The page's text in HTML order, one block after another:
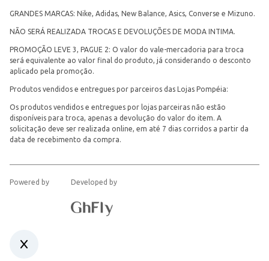
GRANDES MARCAS: Nike, Adidas, New Balance, Asics, Converse e Mizuno.
NÃO SERÁ REALIZADA TROCAS E DEVOLUÇÕES DE MODA INTIMA.
PROMOÇÃO LEVE 3, PAGUE 2: O valor do vale-mercadoria para troca
será equivalente ao valor final do produto, já considerando o desconto
aplicado pela promoção.
Produtos vendidos e entregues por parceiros das Lojas Pompéia:
Os produtos vendidos e entregues por lojas parceiras não estão
disponíveis para troca, apenas a devolução do valor do item. A
solicitação deve ser realizada online, em até 7 dias corridos a partir da
data de recebimento da compra.
Powered by Developed by